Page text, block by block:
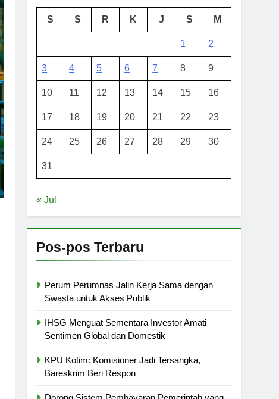
S S R K J S M
1 2
3 4 5 6 7 8 9
10 11 12 13 14 15 16
17 18 19 20 21 22 23
24 25 26 27 28 29 30
31
« Jul
Pos-pos Terbaru
Perum Perumnas Jalin Kerja Sama dengan
Swasta untuk Akses Publik
IHSG Menguat Sementara Investor Amati
Sentimen Global dan Domestik
KPU Kotim: Komisioner Jadi Tersangka,
Bareskrim Beri Respon